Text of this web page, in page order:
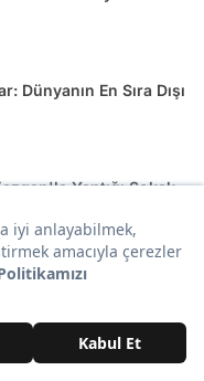
Dünyanın En Sıra Dışı
Yaptığı Sokak
Denizaşırı Ülkede